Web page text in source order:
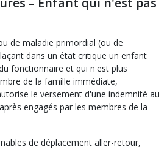
de maladie primordial (ou de
dans un état critique un enfant
fonctionnaire et qui n'est plus
de la famille immédiate,
le versement d'une indemnité au
engagés par les membres de la
de déplacement aller-retour,